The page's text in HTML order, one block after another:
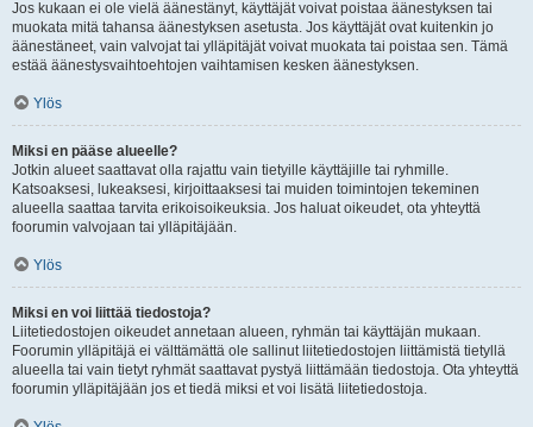
Jos kukaan ei ole vielä äänestänyt, käyttäjät voivat poistaa äänestyksen tai
muokata mitä tahansa äänestyksen asetusta. Jos käyttäjät ovat kuitenkin jo
äänestäneet, vain valvojat tai ylläpitäjät voivat muokata tai poistaa sen. Tämä
estää äänestysvaihtoehtojen vaihtamisen kesken äänestyksen.
Ylös
Miksi en pääse alueelle?
Jotkin alueet saattavat olla rajattu vain tietyille käyttäjille tai ryhmille.
Katsoaksesi, lukeaksesi, kirjoittaaksesi tai muiden toimintojen tekeminen
alueella saattaa tarvita erikoisoikeuksia. Jos haluat oikeudet, ota yhteyttä
foorumin valvojaan tai ylläpitäjään.
Ylös
Miksi en voi liittää tiedostoja?
Liitetiedostojen oikeudet annetaan alueen, ryhmän tai käyttäjän mukaan.
Foorumin ylläpitäjä ei välttämättä ole sallinut liitetiedostojen liittämistä tietyllä
alueella tai vain tietyt ryhmät saattavat pystyä liittämään tiedostoja. Ota yhteyttä
foorumin ylläpitäjään jos et tiedä miksi et voi lisätä liitetiedostoja.